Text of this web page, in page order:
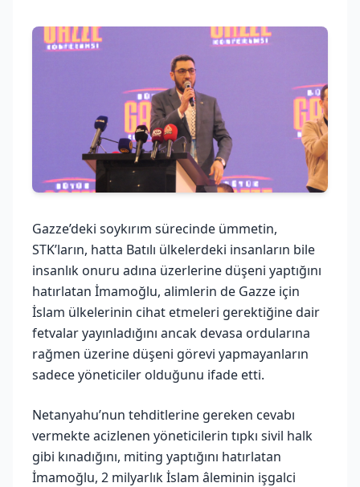
Gazze’deki soykırım sürecinde ümmetin,
STK’ların, hatta Batılı ülkelerdeki insanların bile
insanlık onuru adına üzerlerine düşeni yaptığını
hatırlatan İmamoğlu, alimlerin de Gazze için
İslam ülkelerinin cihat etmeleri gerektiğine dair
fetvalar yayınladığını ancak devasa ordularına
rağmen üzerine düşeni görevi yapmayanların
sadece yöneticiler olduğunu ifade etti.
Netanyahu’nun tehditlerine gereken cevabı
vermekte acizlenen yöneticilerin tıpkı sivil halk
gibi kınadığını, miting yaptığını hatırlatan
İmamoğlu, 2 milyarlık İslam âleminin işgalci